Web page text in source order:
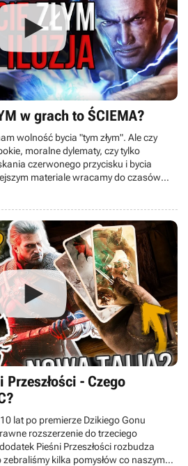
w grach to ŚCIEMA?
wolność bycia "tym złym". Ale czy
moralne dylematy, czy tylko
czerwonego przycisku i bycia
materiale wracamy do czasów
system karmy z kultowej serii
- Czego
lat po premierze Dzikiego Gonu
rozszerzenie do trzeciego
Pieśni Przeszłości rozbudza
kilka pomysłów co naszym